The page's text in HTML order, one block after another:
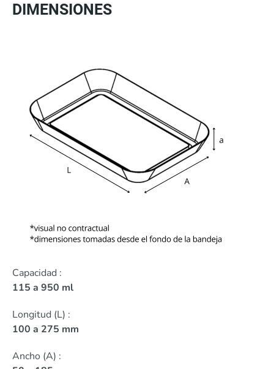
DIMENSIONES
Capacidad :
115 a 950 ml
Longitud (L) :
100 a 275 mm
Ancho (A) :